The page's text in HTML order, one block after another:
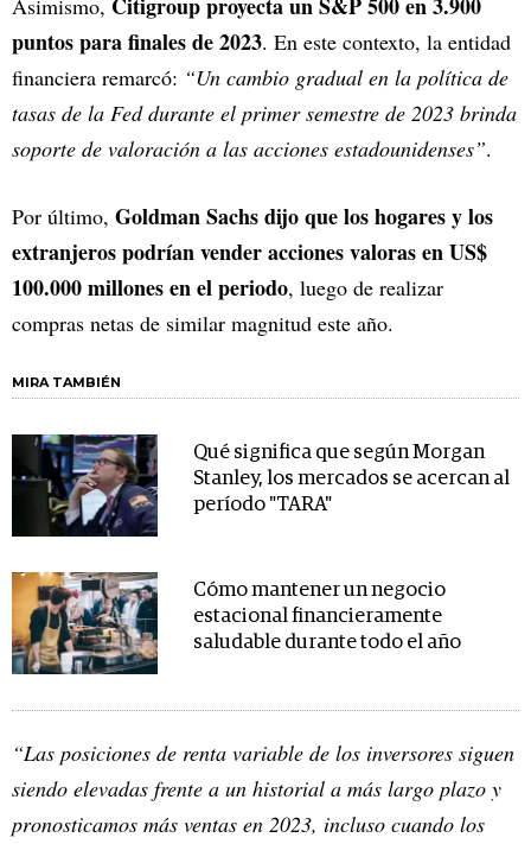
Asimismo, Citigroup proyecta un S&P 500 en 3.900
puntos para finales de 2023. En este contexto, la entidad
financiera remarcó: “Un cambio gradual en la política de
tasas de la Fed durante el primer semestre de 2023 brinda
soporte de valoración a las acciones estadounidenses”.
Por último, Goldman Sachs dijo que los hogares y los
extranjeros podrían vender acciones valoras en US$
100.000 millones en el periodo, luego de realizar
compras netas de similar magnitud este año.
MIRA TAMBIÉN
Qué significa que según Morgan
Stanley, los mercados se acercan al
período "TARA"
Cómo mantener un negocio
estacional financieramente
saludable durante todo el año
“Las posiciones de renta variable de los inversores siguen
siendo elevadas frente a un historial a más largo plazo y
pronosticamos más ventas en 2023, incluso cuando los